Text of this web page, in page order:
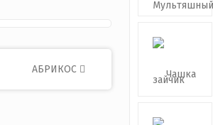
АБРИКОС